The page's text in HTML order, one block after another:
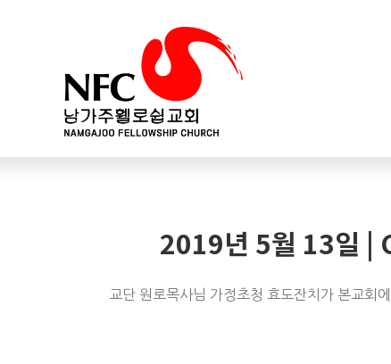
2019년 5월 13일 |
교단 원로목사님 가정초청 효도잔치가 본교회